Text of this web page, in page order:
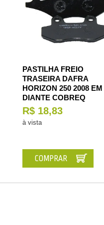
PASTILHA FREIO
TRASEIRA DAFRA
HORIZON 250 2008 EM
DIANTE COBREQ
R$ 18,83
à vista
COMPRAR